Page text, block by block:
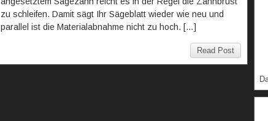
zu schleifen. Damit sägt Ihr Sägeblatt wieder wie neu und
parallel ist die Materialabnahme nicht zu hoch. […]
Read Post